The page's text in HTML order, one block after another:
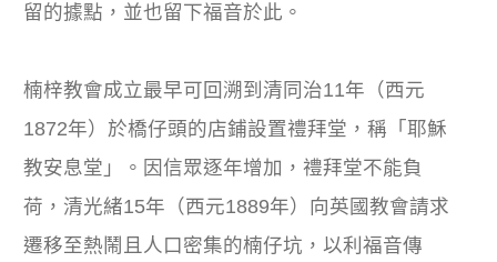
留的據點，並也留下福音於此。
楠梓教會成立最早可回溯到清同治11年（西元
1872年）於橋仔頭的店鋪設置禮拜堂，稱「耶穌
教安息堂」。因信眾逐年增加，禮拜堂不能負
荷，清光緒15年（西元1889年）向英國教會請求
遷移至熱鬧且人口密集的楠仔坑，以利福音傳